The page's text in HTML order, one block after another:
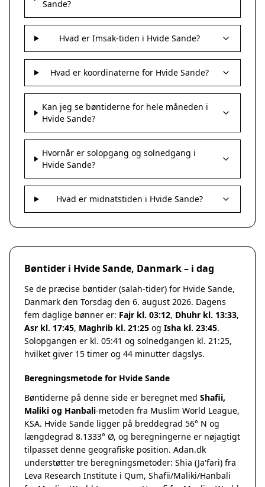
Sande?
Hvad er Imsak-tiden i Hvide Sande?
Hvad er koordinaterne for Hvide Sande?
Kan jeg se bøntiderne for hele måneden i
Hvide Sande?
Hvornår er solopgang og solnedgang i
Hvide Sande?
Hvad er midnatstiden i Hvide Sande?
Bøntider i Hvide Sande, Danmark – i dag
Se de præcise bøntider (salah-tider) for Hvide Sande,
Danmark den Torsdag den 6. august 2026. Dagens
fem daglige bønner er: Fajr kl. 03:12, Dhuhr kl. 13:33,
Asr kl. 17:45, Maghrib kl. 21:25 og Isha kl. 23:45.
Solopgangen er kl. 05:41 og solnedgangen kl. 21:25,
hvilket giver 15 timer og 44 minutter dagslys.
Beregningsmetode for Hvide Sande
Bøntiderne på denne side er beregnet med Shafii,
Maliki og Hanbali-metoden fra Muslim World League,
KSA. Hvide Sande ligger på breddegrad 56° N og
længdegrad 8.1333° Ø, og beregningerne er nøjagtigt
tilpasset denne geografiske position. Adan.dk
understøtter tre beregningsmetoder: Shia (Ja'fari) fra
Leva Research Institute i Qum, Shafii/Maliki/Hanbali